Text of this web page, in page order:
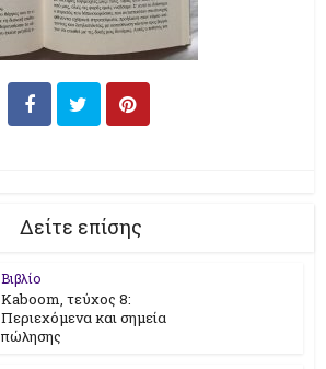
Δείτε επίσης
Βιβλίο
Kaboom, τεύχος 8:
Περιεχόμενα και σημεία
πώλησης